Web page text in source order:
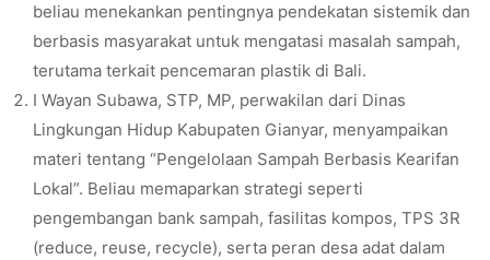
beliau menekankan pentingnya pendekatan sistemik dan
berbasis masyarakat untuk mengatasi masalah sampah,
terutama terkait pencemaran plastik di Bali.
I Wayan Subawa, STP, MP, perwakilan dari Dinas
Lingkungan Hidup Kabupaten Gianyar, menyampaikan
materi tentang “Pengelolaan Sampah Berbasis Kearifan
Lokal”. Beliau memaparkan strategi seperti
pengembangan bank sampah, fasilitas kompos, TPS 3R
(reduce, reuse, recycle), serta peran desa adat dalam